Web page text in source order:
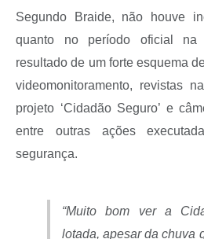
Segundo Braide, não houve
quanto no período oficial na
resultado de um forte esquema
videomonitoramento, revistas
projeto ‘Cidadão Seguro’ e
entre outras ações
segurança.
“Muito bom ver a
lotada, apesar da chuva